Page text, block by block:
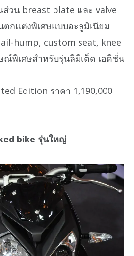
ส่วน breast plate และ valve
กแต่งพิเศษแบบอะลูมิเนียม
hump, custom seat, knee
พิเศษสำหรับรุ่นลิมิเต็ด เอดิชั่น
Edition ราคา 1,190,000
bike รุ่นใหญ่